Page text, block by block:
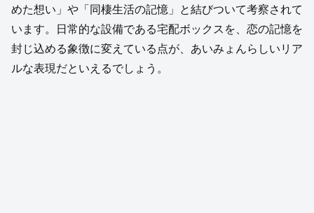
めた想い」や「同棲生活の記憶」と結びついて考察されて
います。日常的な設備である宅配ボックスを、恋の記憶を
封じ込める象徴に変えている点が、あいみょんらしいリア
ルな表現だといえるでしょう。